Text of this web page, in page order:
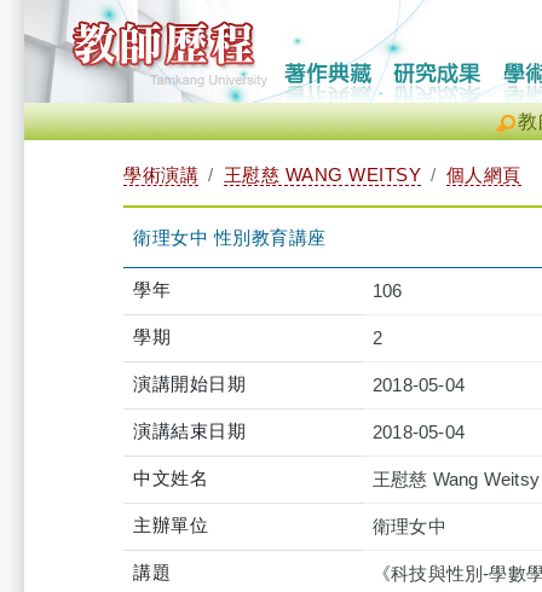
教
學術演講 王慰慈 WANG WEITSY 個人網頁
衛理女中 性別教育講座
學年 106
學期 2
演講開始日期 2018-05-04
演講結束日期 2018-05-04
中文姓名 王慰慈 Wang Weitsy
主辦單位 衛理女中
講題 《科技與性別-學數